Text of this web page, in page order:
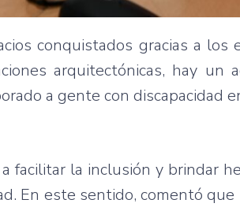
conquistados gracias a los
arquitectónicas, hay un
a gente con discapacidad
facilitar la inclusión y brindar
En este sentido, comentó que